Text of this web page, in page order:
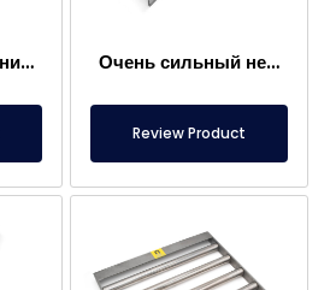
Решетчатый магнит 300×400 мм, притягивающий металлы в пищевых продуктах Очень сильный неодимовый решетчатый магнит 1000×300 мм
Review Product